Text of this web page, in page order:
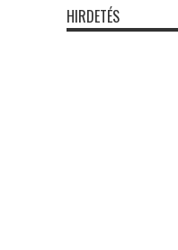
HIRDETÉS